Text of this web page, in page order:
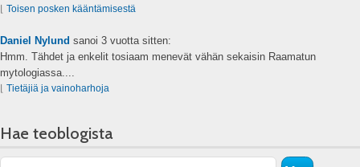
⌊ Toisen posken kääntämisestä
Daniel Nylund sanoi 3 vuotta sitten:
Hmm. Tähdet ja enkelit tosiaam menevät vähän sekaisin Raamatun
mytologiassa....
⌊ Tietäjiä ja vainoharhoja
Hae teoblogista